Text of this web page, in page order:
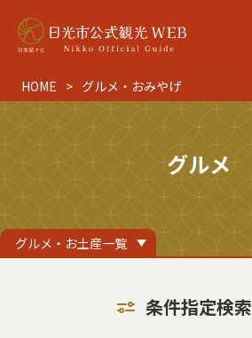
HOME グルメ・おみやげ
グルメ
グルメ・お土産一覧
条件指定検索